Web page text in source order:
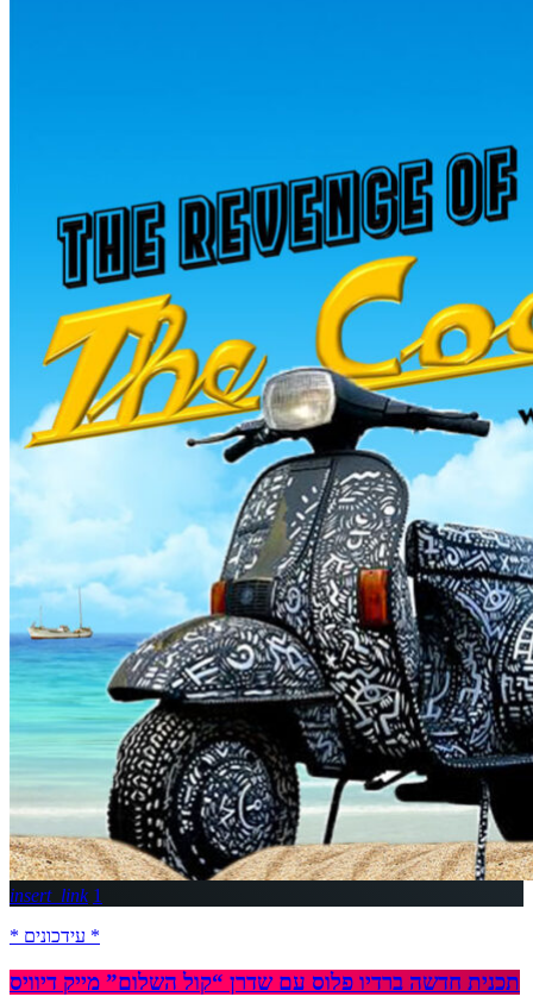
insert_link 1
* עידכונים *
תכנית חדשה ברדיו פלוס עם שדרן “קול השלום” מייק דיוויס